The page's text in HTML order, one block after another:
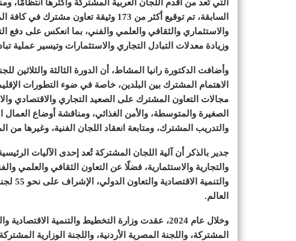
السابقة، تم توقيع أكثر من 173 وثيقة
والاستثماري والثقافي والعلمي والفني، بما انعكس على دفع
وزيادة معدلات التبادل التجاري والاستثمارات وتيسير عملية
وأضافت الدكتورة رانيا المشاط، أن الدورة الثالثة
الاهتمام المشترك بين البلدين، خاصة في ضوء التطورات
مجالات التعاون المشترك على الصعيد التجاري والاقتصادي
الصغيرة والمتوسطة، والأمن الغذائي، ومناقشة أوضاع
والتدريب المشترك، ومتابعة انعقاد اللجان الفنية، وغيرها
جدير بالذكر أن آلية اللجان المشتركة تُعد إحدى الآليات
والتجارية والاستثمارية، فضلًا عن التعاون الثقافي والعلمي
العالم.
وخلال عام 2024، عقدت وزارة التخطيط والتنمية
المشتركة، واللجنة المصرية الأردنية، واللجنة الوزارية